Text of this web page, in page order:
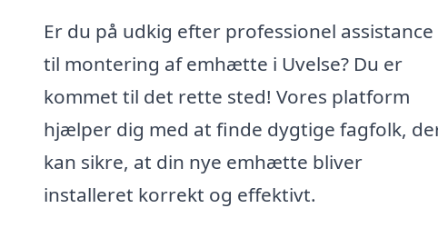
Er du på udkig efter professionel assistance
til montering af emhætte i Uvelse? Du er
kommet til det rette sted! Vores platform
hjælper dig med at finde dygtige fagfolk,
kan sikre, at din nye emhætte bliver
installeret korrekt og effektivt.